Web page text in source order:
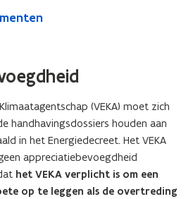
(VEKA) moet zich
handhavingsdossiers houden aan
in het Energiedecreet. Het VEKA
appreciatiebevoegdheid
het VEKA verplicht is om een
op te leggen als de overtreding